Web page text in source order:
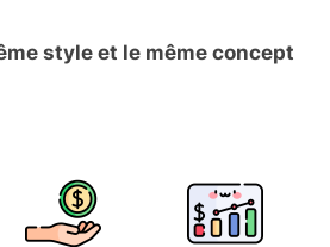
style et le même concept